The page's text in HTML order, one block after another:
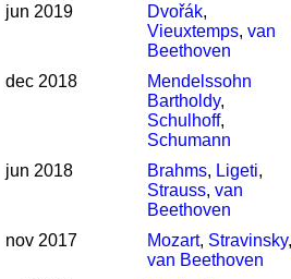
jun 2019 Dvořák,
Vieuxtemps, van
Beethoven
dec 2018
Mendelssohn
Bartholdy,
Schulhoff,
Schumann
jun 2018 Brahms, Ligeti,
Strauss, van
Beethoven
nov 2017 Mozart, Stravinsky,
van Beethoven